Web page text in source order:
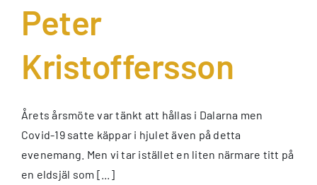
Peter
Kristoffersson
Årets årsmöte var tänkt att hållas i Dalarna men
Covid-19 satte käppar i hjulet även på detta
evenemang. Men vi tar istället en liten närmare titt på
en eldsjäl som [...]